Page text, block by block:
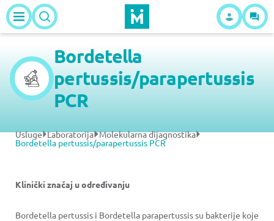
Bordetella
pertussis/parapertussis
PCR
Usluge Laboratorija Molekularna dijagnostika
Bordetella pertussis/parapertussis PCR
Klinički značaj u određivanju
Bordetella pertussis i Bordetella parapertussis su bakterije koje